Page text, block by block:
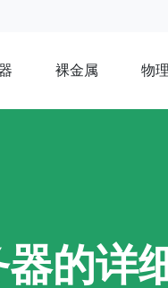
裸金属 物
的详